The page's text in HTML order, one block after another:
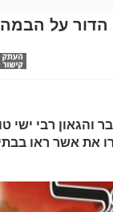
הדור על הבמה
והגאון רבי ישי
את אשר ראו